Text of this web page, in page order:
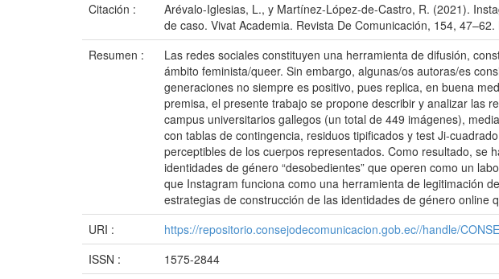
Citación :
Arévalo-Iglesias, L., y Martínez-López-de-Castro, R. (2021).
de caso. Vivat Academia. Revista De Comunicación, 154,
Resumen :
Las redes sociales constituyen una herramienta de difusión,
ámbito feminista/queer. Sin embargo, algunas/os autoras/es
generaciones no siempre es positivo, pues replica, en buena
premisa, el presente trabajo se propone describir y analizar las
campus universitarios gallegos (un total de 449 imágenes),
con tablas de contingencia, residuos tipificados y test Ji-
perceptibles de los cuerpos representados. Como resultado, se
identidades de género “desobedientes” que operen como un
que Instagram funciona como una herramienta de legitimación
estrategias de construcción de las identidades de género
URI :
https://repositorio.consejodecomunicacion.gob.ec//handle/
ISSN :
1575-2844